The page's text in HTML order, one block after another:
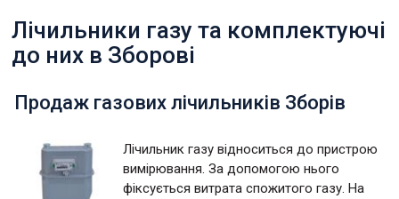
Лічильники газу та комплектуючі
до них в Зборові
Продаж газових лічильників Зборів
Лічильник газу відноситься до пристрою
вимірювання. За допомогою нього
фіксується витрата спожитого газу. На